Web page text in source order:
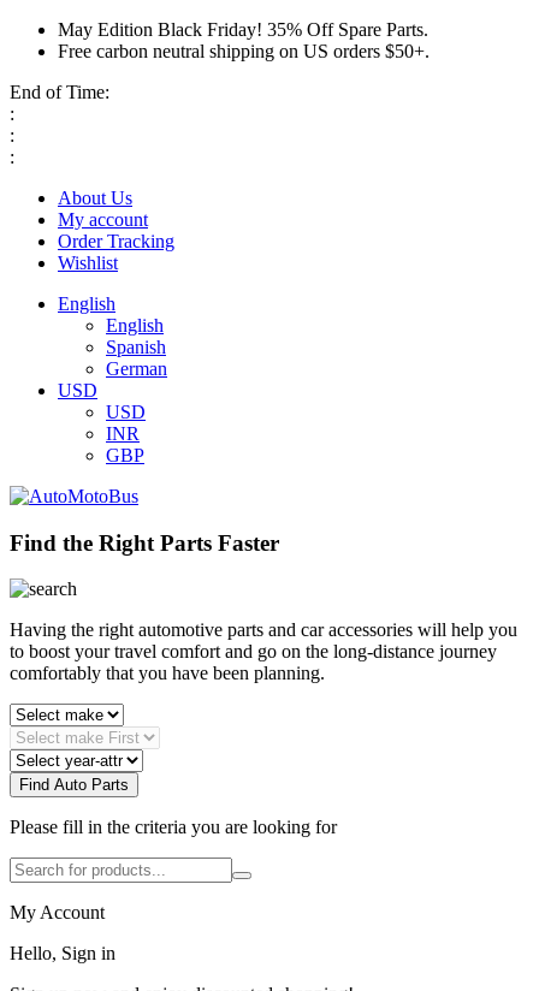
May Edition Black Friday! 35% Off Spare Parts.
Free carbon neutral shipping on US orders $50+.
End of Time:
:
:
:
About Us
My account
Order Tracking
Wishlist
English
English
Spanish
German
USD
USD
INR
GBP
Find the Right Parts Faster
Having the right automotive parts and car accessories will help you
to boost your travel comfort and go on the long-distance journey
comfortably that you have been planning.
Find Auto Parts
Please fill in the criteria you are looking for
My Account
Hello, Sign in